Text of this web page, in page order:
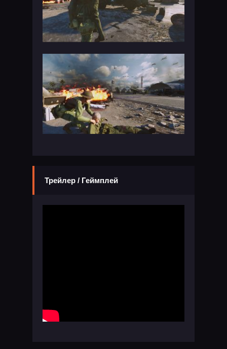
Трейлер / Геймплей